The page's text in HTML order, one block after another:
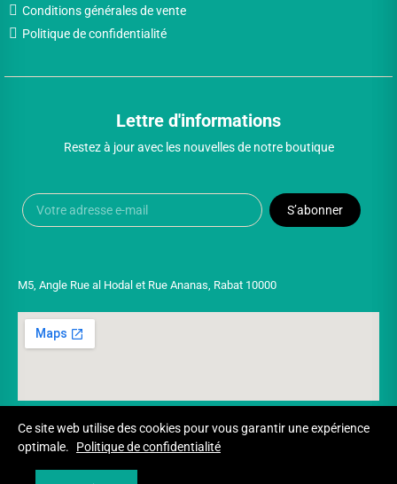
Conditions générales de vente
Politique de confidentialité
Lettre d'informations
Restez à jour avec les nouvelles de notre boutique
S’abonner
M5, Angle Rue al Hodal et Rue Ananas, Rabat 10000
Ce site web utilise des cookies pour vous garantir une expérience
optimale.
Politique de confidentialité